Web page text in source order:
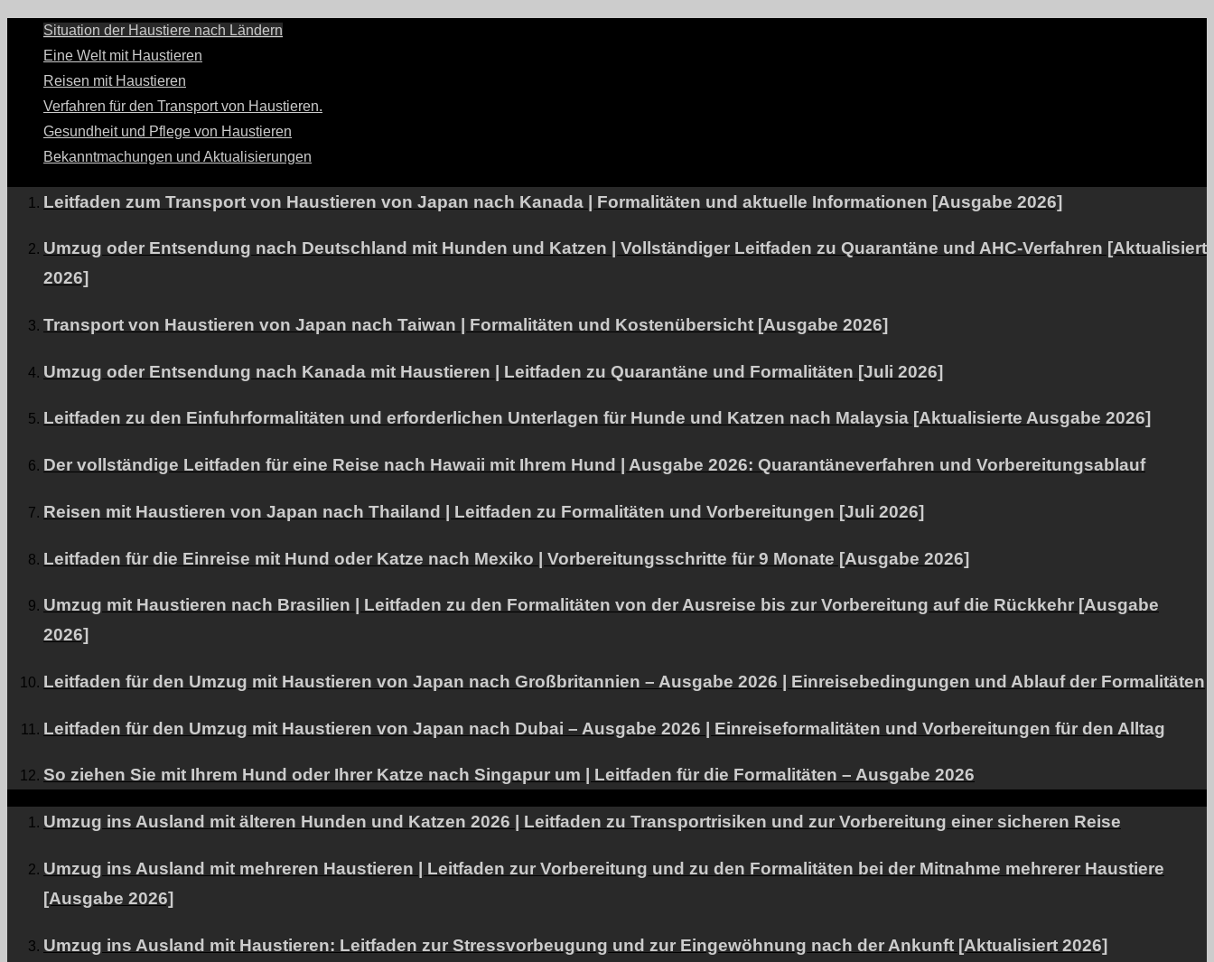
Situation der Haustiere nach Ländern
Eine Welt mit Haustieren
Reisen mit Haustieren
Verfahren für den Transport von Haustieren.
Gesundheit und Pflege von Haustieren
Bekanntmachungen und Aktualisierungen
Leitfaden zum Transport von Haustieren von Japan nach Kanada | Formalitäten und aktuelle Informationen [Ausgabe 2026]
Umzug oder Entsendung nach Deutschland mit Hunden und Katzen | Vollständiger Leitfaden zu Quarantäne und AHC-Verfahren [Aktualisiert
2026]
Transport von Haustieren von Japan nach Taiwan | Formalitäten und Kostenübersicht [Ausgabe 2026]
Umzug oder Entsendung nach Kanada mit Haustieren | Leitfaden zu Quarantäne und Formalitäten [Juli 2026]
Leitfaden zu den Einfuhrformalitäten und erforderlichen Unterlagen für Hunde und Katzen nach Malaysia [Aktualisierte Ausgabe 2026]
Der vollständige Leitfaden für eine Reise nach Hawaii mit Ihrem Hund | Ausgabe 2026: Quarantäneverfahren und Vorbereitungsablauf
Reisen mit Haustieren von Japan nach Thailand | Leitfaden zu Formalitäten und Vorbereitungen [Juli 2026]
Leitfaden für die Einreise mit Hund oder Katze nach Mexiko | Vorbereitungsschritte für 9 Monate [Ausgabe 2026]
Umzug mit Haustieren nach Brasilien | Leitfaden zu den Formalitäten von der Ausreise bis zur Vorbereitung auf die Rückkehr [Ausgabe
2026]
Leitfaden für den Umzug mit Haustieren von Japan nach Großbritannien – Ausgabe 2026 | Einreisebedingungen und Ablauf der Formalitäten
Leitfaden für den Umzug mit Haustieren von Japan nach Dubai – Ausgabe 2026 | Einreiseformalitäten und Vorbereitungen für den Alltag
So ziehen Sie mit Ihrem Hund oder Ihrer Katze nach Singapur um | Leitfaden für die Formalitäten – Ausgabe 2026
Umzug ins Ausland mit älteren Hunden und Katzen 2026 | Leitfaden zu Transportrisiken und zur Vorbereitung einer sicheren Reise
Umzug ins Ausland mit mehreren Haustieren | Leitfaden zur Vorbereitung und zu den Formalitäten bei der Mitnahme mehrerer Haustiere
[Ausgabe 2026]
Umzug ins Ausland mit Haustieren: Leitfaden zur Stressvorbeugung und zur Eingewöhnung nach der Ankunft [Aktualisiert 2026]